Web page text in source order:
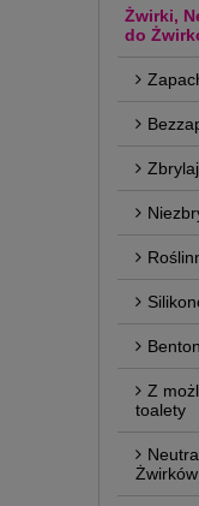
Żwirki,
do
Z
toalety
Żwirków